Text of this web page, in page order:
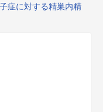
症に対する精巣内精